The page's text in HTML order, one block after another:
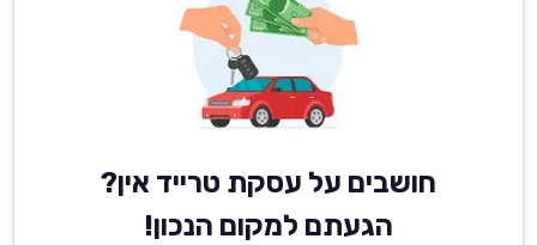
חושבים על עסקת טרייד אין?
הגעתם למקום הנכון!